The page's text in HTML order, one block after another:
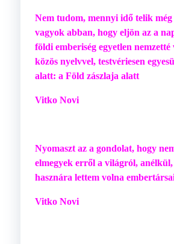
Nem tudom, mennyi idő telik még
vagyok abban, hogy eljön az a
földi emberiség egyetlen nemzetté
közös nyelvvel, testvériesen
alatt: a Föld zászlaja alatt
Vitko Novi
Nyomaszt az a gondolat, hogy
elmegyek erről a világról,
hasznára lettem volna
Vitko Novi